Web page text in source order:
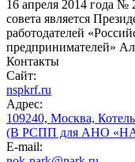
16 апреля 2014 года №
совета является
работодателей
предпринимателей»
Контакты
Сайт:
nspkrf.ru
Адрес:
109240, Москва,
(В РСПП для АНО
E-mail: